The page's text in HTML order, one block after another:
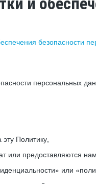
безопасности
персональных
Политику,
или предоставляются
или